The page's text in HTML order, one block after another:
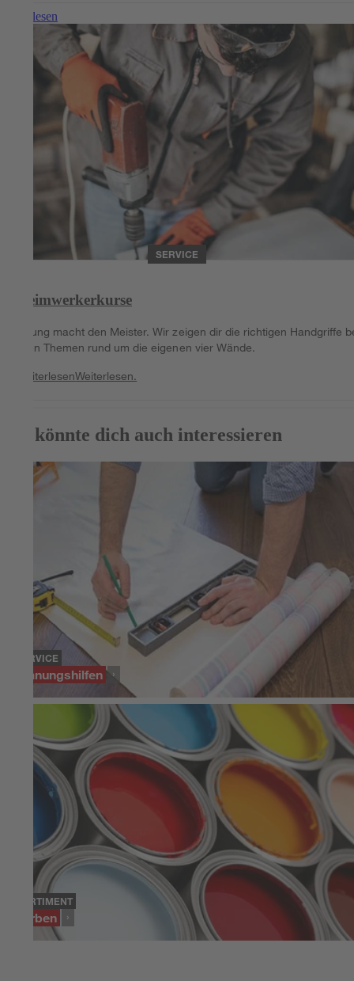
Weiterlesen
SERVICE
Heimwerkerkurse
Übung macht den Meister. Wir zeigen dir die richtigen Handgriffe
allen Themen rund um die eigenen vier Wände.
WeiterlesenWeiterlesen.
Das könnte dich auch interessieren
SERVICE
Planungshilfen
SORTIMENT
Farben